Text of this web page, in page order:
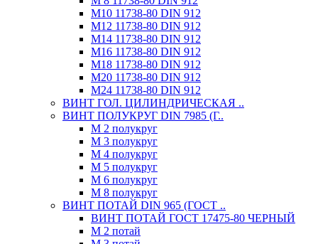
М10 11738-80 DIN 912
М12 11738-80 DIN 912
М14 11738-80 DIN 912
М16 11738-80 DIN 912
М18 11738-80 DIN 912
М20 11738-80 DIN 912
М24 11738-80 DIN 912
ВИНТ ГОЛ. ЦИЛИНДРИЧЕСКАЯ ..
ВИНТ ПОЛУКРУГ DIN 7985 (Г..
М 2 полукруг
М 3 полукруг
М 4 полукруг
М 5 полукруг
М 6 полукруг
М 8 полукруг
ВИНТ ПОТАЙ DIN 965 (ГОСТ ..
ВИНТ ПОТАЙ ГОСТ 17475-80 ЧЕРНЫЙ
М 2 потай